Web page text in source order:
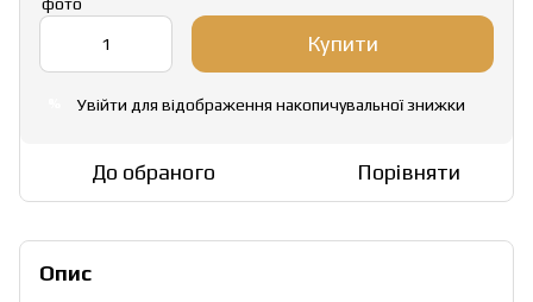
Купити
Увійти для відображення накопичувальної знижки
До обраного Порівняти
Опис